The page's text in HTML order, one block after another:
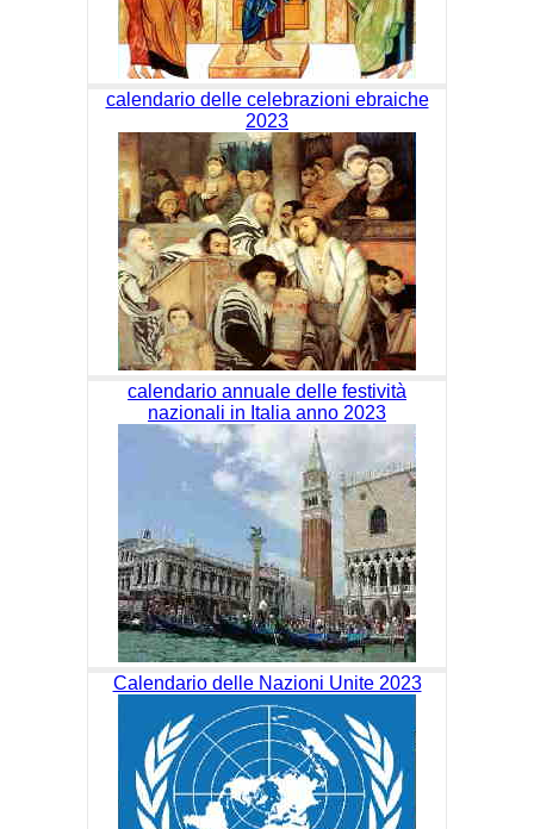
calendario delle celebrazioni ebraiche
2023
calendario annuale delle festività
nazionali in Italia anno 2023
Calendario delle Nazioni Unite 2023